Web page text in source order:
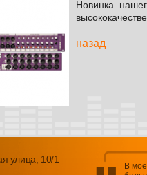
Новинка
назад
улица, 10/1
В